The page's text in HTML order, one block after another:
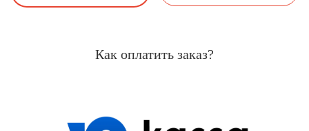
Как оплатить заказ?